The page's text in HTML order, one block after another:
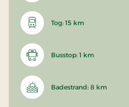
Tog: 15 km
Busstop: 1 km
Badestrand: 8 km